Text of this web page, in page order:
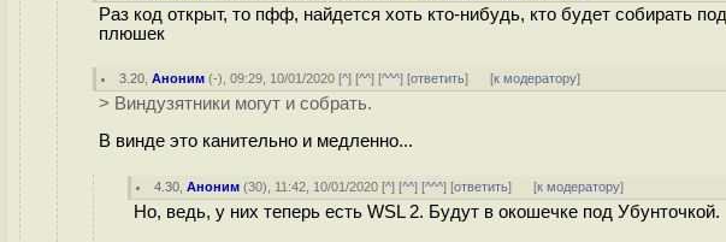
Раз код открыт, то пфф, найдется хоть кто-нибудь, кто будет собирать
плюшек
3.20 ,Аноним (-), 09:29, 10/01/2020 [^] [^^] [^^^] [ответить] [к модератору]
> Виндузятники могут и собрать.
В винде это канительно и медленно...
4.30 ,Аноним (30), 11:42, 10/01/2020 [^] [^^] [^^^] [ответить] [к модератору]
Но, ведь, у них теперь есть WSL 2. Будут в окошечке под Убунточкой.